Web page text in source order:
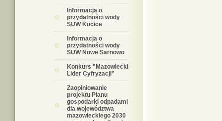
Informacja o
przydatności wody
SUW Kucice
Informacja o
przydatności wody
SUW Nowe Sarnowo
Konkurs "Mazowiecki
Lider Cyfryzacji"
Zaopiniowanie
projektu Planu
gospodarki odpadami
dla województwa
mazowieckiego 2030